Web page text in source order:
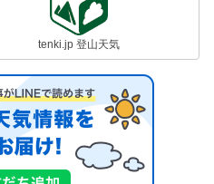
tenki.jp 登山天気